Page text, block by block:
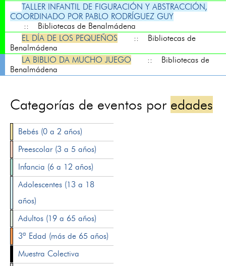
TALLER INFANTIL DE FIGURACIÓN Y ABSTRACCIÓN,
COORDINADO POR PABLO RODRÍGUEZ GUY
:: Bibliotecas de Benalmádena
EL DÍA DE LOS PEQUEÑOS
:: Bibliotecas de
Benalmádena
LA BIBLIO DA MUCHO JUEGO
:: Bibliotecas de
Benalmádena
Categorías de eventos por edades
Bebés (0 a 2 años)
Preescolar (3 a 5 años)
Infancia (6 a 12 años)
Adolescentes (13 a 18
años)
Adultos (19 a 65 años)
3ª Edad (más de 65 años)
Muestra Colectiva